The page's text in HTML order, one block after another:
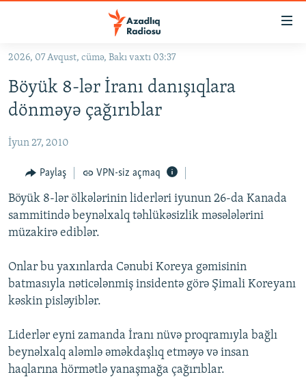
Əsas
qayıt
Əsas
naviqasiyaya
qayıt
#İZAHLA
KORRUPSIOMETR
#ƏSLINDƏ
FƏRQƏ BAX
QANUNI DOĞRU
ARAŞDIRMA
VIDEO
FOTOQALEREYA
KARIKATURA
RADIO ARXIV
OXU ZALI
İSLAM VƏ DEMOKRATIYA
İZ - MƏDƏNIYYƏT PROQRAMI
HAQQIMIZDA
PEŞƏ ETIKASI VƏ JURNALISTIKA STANDARTLARIMIZ
MATERIALLARIMIZDAN ISTIFADƏ
BIZI IZLƏ
2026, 07 Avqust, cümə, Bakı vaxtı 03:37
Böyük 8-lər İranı danışıqlara
dönməyə çağırıblar
İyun 27, 2010
Paylaş VPN-siz açmaq
Böyük 8-lər ölkələrinin liderləri iyunun 26-da Kanada
sammitində beynəlxalq təhlükəsizlik məsələlərini
müzakirə ediblər.
Onlar bu yaxınlarda Cənubi Koreya gəmisinin
batmasıyla nəticələnmiş insidentə görə Şimali Koreyanı
kəskin pisləyiblər.
Liderlər eyni zamanda İranı nüvə proqramıyla bağlı
beynəlxalq aləmlə əməkdaşlıq etməyə və insan
haqlarına hörmətlə yanaşmağa çağırıblar.